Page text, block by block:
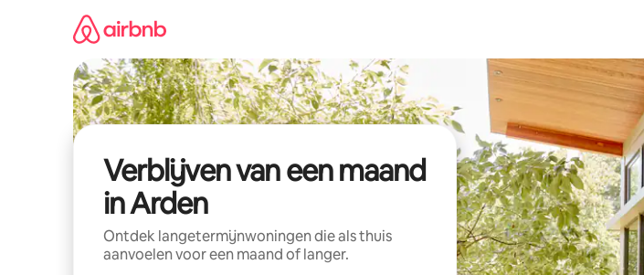
Verblijven van een maand
in Arden
Ontdek langetermijnwoningen die als thuis
aanvoelen voor een maand of langer.